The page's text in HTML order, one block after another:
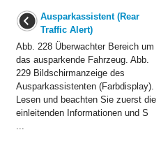
Ausparkassistent (Rear
Traffic Alert)
Abb. 228 Überwachter Bereich um
das ausparkende Fahrzeug. Abb.
229 Bildschirmanzeige des
Ausparkassistenten (Farbdisplay).
Lesen und beachten Sie zuerst die
einleitenden Informationen und S
...